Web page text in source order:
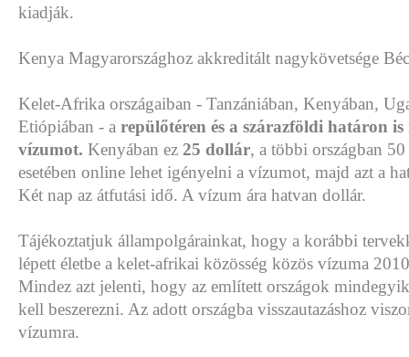
kiadják.
Kenya Magyarországhoz akkreditált nagykövetsége
Kelet-Afrika országaiban - Tanzániában, Kenyában,
Etiópiában - a repülőtéren és a szárazföldi határon is
vízumot. Kenyában ez 25 dollár, a többi országban
esetében online lehet igényelni a vízumot, majd azt a
Két nap az átfutási idő. A vízum ára hatvan dollár.
Tájékoztatjuk állampolgárainkat, hogy a korábbi
lépett életbe a kelet-afrikai közösség közös vízuma
Mindez azt jelenti, hogy az említett országok
kell beszerezni. Az adott országba visszautazáshoz
vízumra.